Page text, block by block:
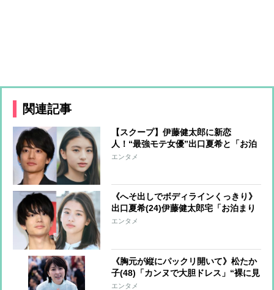
関連記事
【スクープ】伊藤健太郎に新恋
人！“最強モテ女優”出口夏希と「お泊
まり愛」 元カノと破局後の伊藤がグ
エンタメ
《へそ出しでボディラインくっきり》
出口夏希(24)伊藤健太郎宅「お泊まり
私服」にファン熱視線「Z世代のファ
エンタメ
《胸元が縦にパックリ開いて》松たか
子(48)「カンヌで大胆ドレス」“裸に見
える規制”続くなか「圧巻の気品」
エンタメ